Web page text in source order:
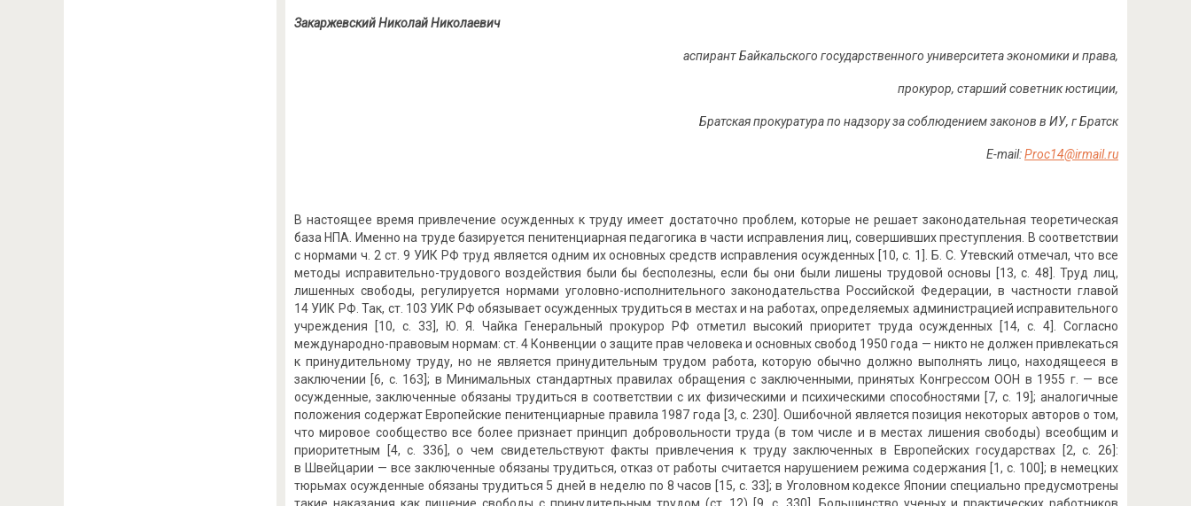
ЗакаржевскийНиколай Николаевич
аспирант Байкальского государственного университета экономики и права,
прокурор, старший советник юстиции,
Братская прокуратура по надзору за соблюдением законов в ИУ, г Братск
E-mail:Proc14@irmail.ru
В настоящее время привлечение осужденных к труду имеет достаточно проблем, которые не решает законодательная теоретическая
база НПА. Именно на труде базируется пенитенциарная педагогика в части исправления лиц, совершивших преступления. В соответствии
с нормами ч. 2 ст. 9 УИК РФ труд является одним их основных средств исправления осужденных [10, с. 1]. Б. С. Утевский отмечал, что все
методы исправительно-трудового воздействия были бы бесполезны, если бы они были лишены трудовой основы [13, с. 48]. Труд лиц,
лишенных свободы, регулируется нормами уголовно-исполнительного законодательства Российской Федерации, в частности главой
14 УИК РФ. Так, ст. 103 УИК РФ обязывает осужденных трудиться в местах и на работах, определяемых администрацией исправительного
учреждения [10, с. 33], Ю. Я. Чайка Генеральный прокурор РФ отметил высокий приоритет труда осужденных [14, с. 4]. Согласно
международно-правовым нормам: ст. 4 Конвенции о защите прав человека и основных свобод 1950 года — никто не должен привлекаться
к принудительному труду, но не является принудительным трудом работа, которую обычно должно выполнять лицо, находящееся в
заключении [6, с. 163]; в Минимальных стандартных правилах обращения с заключенными, принятых Конгрессом ООН в 1955 г. — все
осужденные, заключенные обязаны трудиться в соответствии с их физическими и психическими способностями [7, с. 19]; аналогичные
положения содержат Европейские пенитенциарные правила 1987 года [3, с. 230]. Ошибочной является позиция некоторых авторов о том,
что мировое сообщество все более признает принцип добровольности труда (в том числе и в местах лишения свободы) всеобщим и
приоритетным [4, с. 336], о чем свидетельствуют факты привлечения к труду заключенных в Европейских государствах [2, с. 26]:
в Швейцарии — все заключенные обязаны трудиться, отказ от работы считается нарушением режима содержания [1, с. 100]; в немецких
тюрьмах осужденные обязаны трудиться 5 дней в неделю по 8 часов [15, с. 33]; в Уголовном кодексе Японии специально предусмотрены